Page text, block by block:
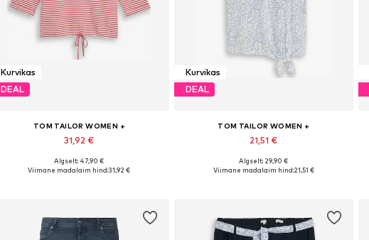
Kurvikas
DEAL
TOM TAILOR WOMEN +
31,92 €
Saadaolevad suurused: XXL, XXXL, 6XL, 7XL
Algselt: 47,90 €
Viimane madalaim hind:31,92 €
Kurvikas
DEAL
TOM TAILOR WOMEN +
21,51 €
Saadaolevad suurused: 6XL
Algselt: 29,90 €
Viimane madalaim hind:21,51 €